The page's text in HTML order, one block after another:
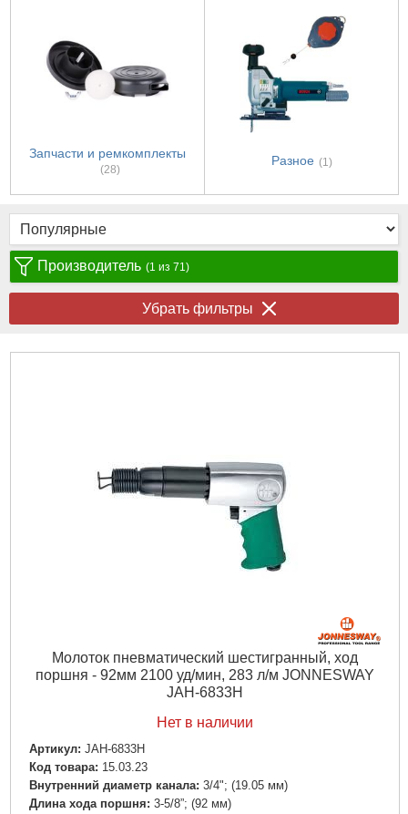
Запчасти и ремкомплекты
(28)
Разное (1)
Производитель (1 из 71)
Убрать фильтры
Молоток пневматический шестигранный, ход
поршня - 92мм 2100 уд/мин, 283 л/м JONNESWAY
JAH-6833H
Нет в наличии
Артикул: JAH-6833H
Код товара: 15.03.23
Внутренний диаметр канала: 3/4"; (19.05 мм)
Длина хода поршня: 3-5/8”; (92 мм)